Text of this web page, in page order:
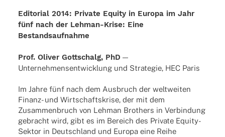
Editorial 2014: Private Equity in Europa im Jahr
fünf nach der Lehman-Krise: Eine
Bestandsaufnahme
Prof. Oliver Gott­schalg, PhD —
Unter­neh­mens­ent­wick­lung und Stra­te­gie, HEC Paris
Im Jahre fünf nach dem Ausbruch der weltweiten
Finanz- und Wirtschaftskrise, der mit dem
Zusammenbruch von Lehman Brothers in Verbindung
gebracht wird, gibt es im Bereich des Private Equity-
Sektor in Deutschland und Europa eine Reihe